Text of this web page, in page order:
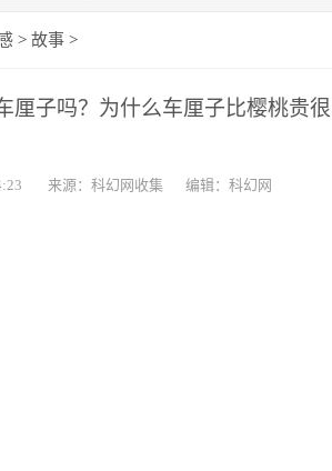
> 故事 >
厘子吗？为什么车厘子比樱桃贵很
来源：科幻网收集 编辑：科幻网